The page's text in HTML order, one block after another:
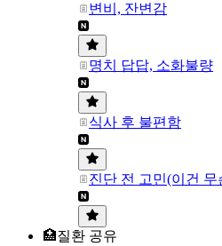
변비, 잔변감
명치 답답, 소화불량
식사 후 불편함
진단 전 고민(이건 무
🏥질환 공유